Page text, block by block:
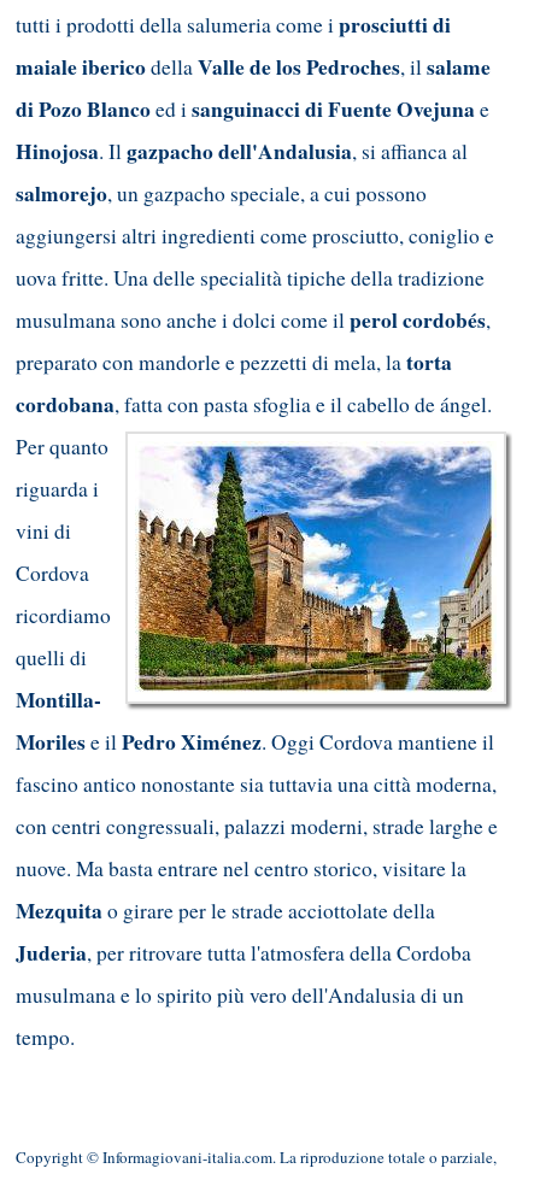
tutti i prodotti della salumeria come iprosciutti di
maiale ibericodellaValle de los Pedroches, ilsalame
di Pozo Blancoed isanguinacci di Fuente Ovejunae
Hinojosa. Ilgazpacho dell'Andalusia, si affianca al
salmorejo, un gazpacho speciale, a cui possono
aggiungersi altri ingredienti come prosciutto, coniglio e
uova fritte. Una delle specialità tipiche della tradizione
musulmana sono anche i dolci come ilperol cordobés,
preparato con mandorle e pezzetti di mela, latorta
cordobana,fatta con pasta sfoglia e il cabello de ángel.
Per quanto
riguarda i
vini di
Cordova
ricordiamo
quelli di
Montilla-
Morilese ilPedro Ximénez. Oggi Cordova mantiene il
fascino antico nonostante sia tuttavia una città moderna,
con centri congressuali, palazzi moderni, strade larghe e
nuove. Ma basta entrare nel centro storico, visitare la
Mezquitao girare per le strade acciottolate della
Juderia, per ritrovare tutta l'atmosfera della Cordoba
musulmana e lo spirito più vero dell'Andalusia di un
tempo.
Copyright © Informagiovani-italia.com. La riproduzione totale o parziale,